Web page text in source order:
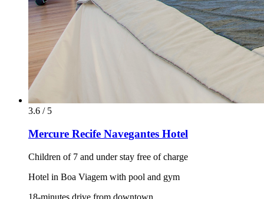
3.6 / 5
Mercure Recife Navegantes Hotel
Children of 7 and under stay free of charge
Hotel in Boa Viagem with pool and gym
18-minutes drive from downtown